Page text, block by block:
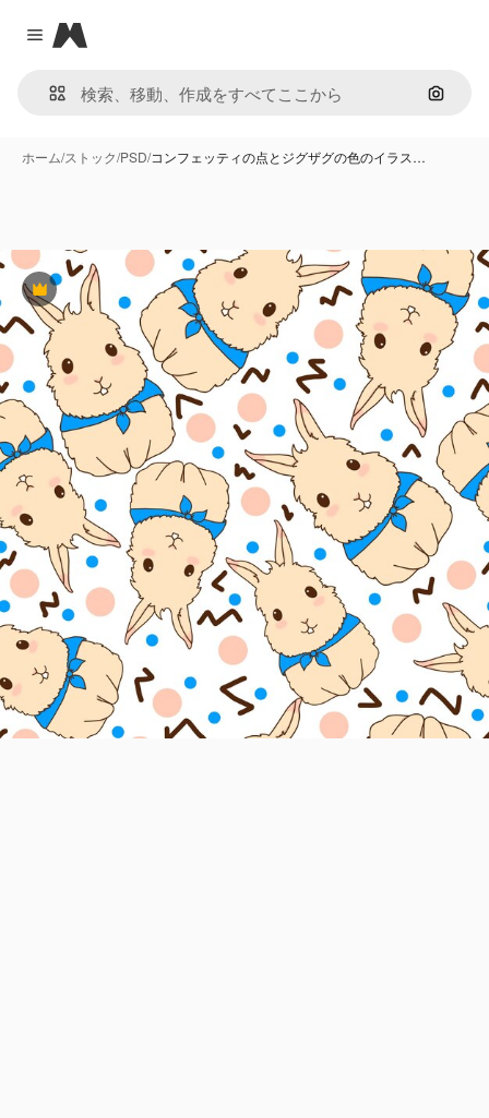
Close menu
Magnific
画像で
ホーム/ストック/PSD/コンフェッティの点とジグザグの色のイラス…
Premium